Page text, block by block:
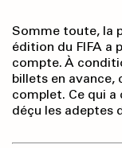
Somme toute, la
édition du FIFA a
compte. À
billets en avance,
complet. Ce qui
déçu les adeptes